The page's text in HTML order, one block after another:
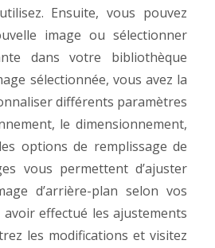
Ensuite, vous pouvez
image ou sélectionner
dans votre bibliothèque
sélectionnée, vous avez la
différents paramètres
le dimensionnement,
options de remplissage de
vous permettent d’ajuster
d’arrière-plan selon vos
avoir effectué les ajustements
les modifications et visitez